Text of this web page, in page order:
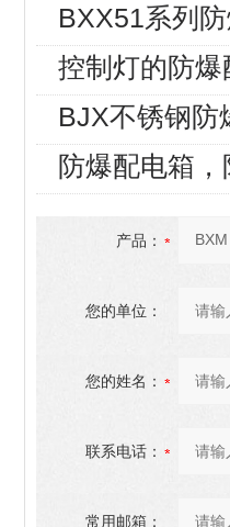
BXX51系列
控制灯的防爆
BJX不锈钢防
防爆配电箱
产品：
您的单位：
您的姓名：
联系电话：
常用邮箱：